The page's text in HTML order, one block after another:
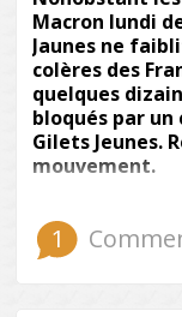
Macron lundi
Jaunes ne
colères des
quelques
bloqués par
Gilets Jeunes.
mouvement.
1